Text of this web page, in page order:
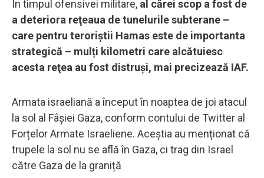
În timpul ofensivei militare, al cărei scop a fost de
a deteriora reţeaua de tunelurile subterane –
care pentru teroriştii Hamas este de importanta
strategică – mulți kilometri care alcătuiesc
acesta reţea au fost distruşi, mai precizează IAF.
Armata israeliană a început în noaptea de joi atacul
la sol al Fâșiei Gaza, conform contului de Twitter al
Forțelor Armate Israeliene. Aceștia au menționat că
trupele la sol nu se află în Gaza, ci trag din Israel
către Gaza de la graniță